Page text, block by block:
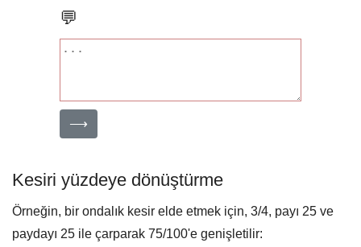
💬
⟶
Kesiri yüzdeye dönüştürme
Örneğin, bir ondalık kesir elde etmek için, 3/4, payı 25 ve
paydayı 25 ile çarparak 75/100'e genişletilir: